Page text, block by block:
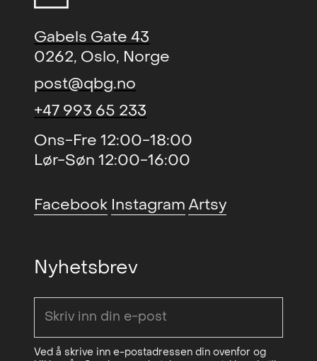
Gabels Gate 43
0262, Oslo, Norge
post@qbg.no
+47 993 65 233
Ons-Fre 12:00-18:00
Lør-Søn 12:00-16:00
Facebook InstagramArtsy
Nyhetsbrev
Ved å skrive inn e-postadressen din ovenfor og